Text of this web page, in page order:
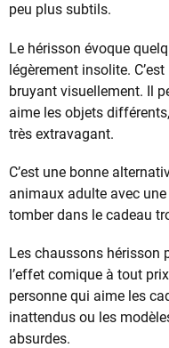
peu plus subtils.
Le hérisson évoque
légèrement insolite.
bruyant visuellement. Il
aime les objets
très extravagant.
C’est une bonne
animaux adulte avec
tomber dans le cadeau
Les chaussons hérisson
l’effet comique à tout
personne qui aime les
inattendus ou les
absurdes.